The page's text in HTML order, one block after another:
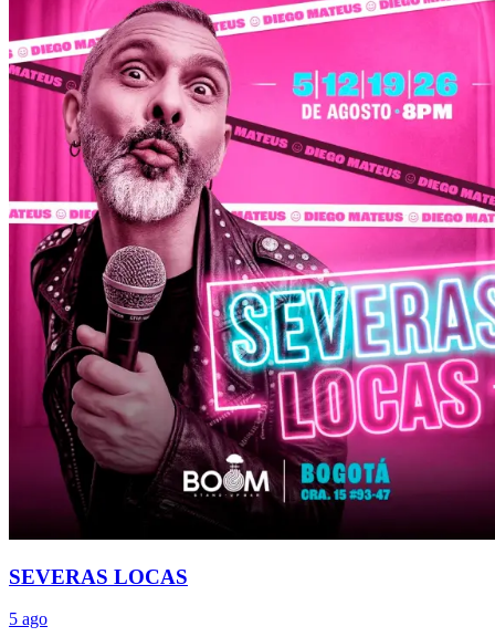
SEVERAS LOCAS
5 ago